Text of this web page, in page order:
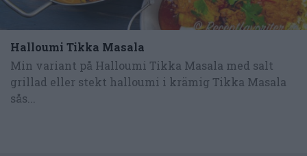
Halloumi Tikka Masala
Min variant på Halloumi Tikka Masala med salt
grillad eller stekt halloumi i krämig Tikka Masala
sås...